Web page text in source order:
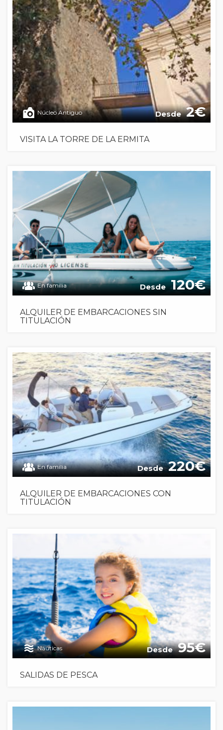
Núcleo Antiguo Desde 2
VISITA LA TORRE DE LA ERMITA
En familia Desde 120
ALQUILER DE EMBARCACIONES SIN
TITULACIÓN
En familia Desde 220
ALQUILER DE EMBARCACIONES CON
TITULACIÓN
Náuticas Desde 95
SALIDAS DE PESCA